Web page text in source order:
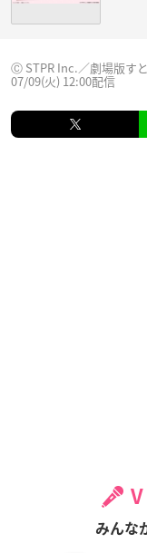
Ⓒ STPR Inc.／劇場版す
07/09(火) 12:00配信
みんな